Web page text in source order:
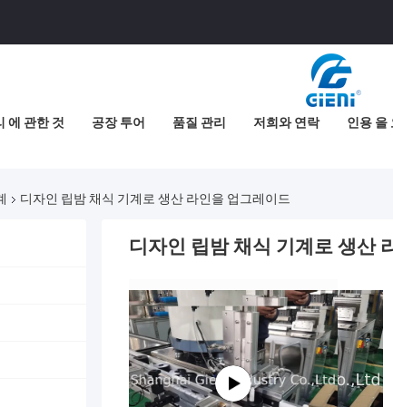
에 관한 것 공장 투어 품질 관리 저희와 연락 인용 을
디자인 립밤 채식 기계로 생산 라인을 업그레이드
디자인 립밤 채식 기계로 생산